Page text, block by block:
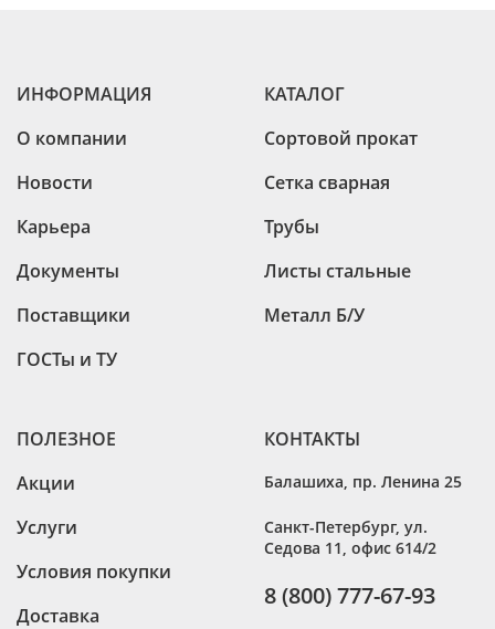
ИНФОРМАЦИЯ
О компании
Новости
Карьера
Документы
Поставщики
ГОСТы и ТУ
КАТАЛОГ
Сортовой прокат
Сетка сварная
Трубы
Листы стальные
Металл Б/У
ПОЛЕЗНОЕ
Акции
Услуги
Условия покупки
Доставка
КОНТАКТЫ
Балашиха пр. Ленина 25
Санкт-Петербург, ул.
Седова 11, офис 614/2
8 (800) 777-67-93